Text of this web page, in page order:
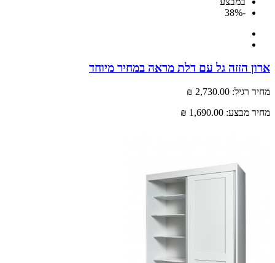
הזזה גל עם דלת מראה במחיר מיוחד
רגיל: 2,730.00 ₪
מבצע: 1,690.00 ₪